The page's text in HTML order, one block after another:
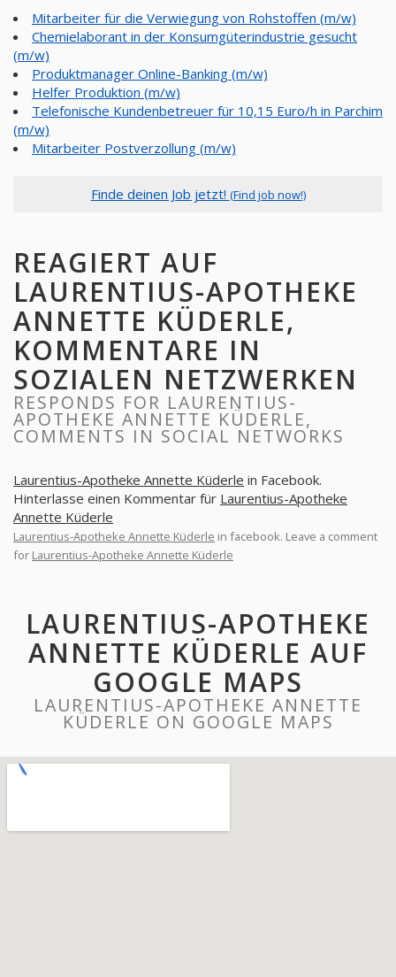
Mitarbeiter für die Verwiegung von Rohstoffen (m/w)
Chemielaborant in der Konsumgüterindustrie gesucht
(m/w)
Produktmanager Online-Banking (m/w)
Helfer Produktion (m/w)
Telefonische Kundenbetreuer für 10,15 Euro/h in Parchim
(m/w)
Mitarbeiter Postverzollung (m/w)
Finde deinen Job jetzt! (Find job now!)
REAGIERT AUF
LAURENTIUS-APOTHEKE
ANNETTE KÜDERLE,
KOMMENTARE IN
SOZIALEN NETZWERKEN
RESPONDS FOR LAURENTIUS-
APOTHEKE ANNETTE KÜDERLE,
COMMENTS IN SOCIAL NETWORKS
Laurentius-Apotheke Annette Küderle in Facebook.
Hinterlasse einen Kommentar für Laurentius-Apotheke
Annette Küderle
Laurentius-Apotheke Annette Küderle in facebook. Leave a comment
for Laurentius-Apotheke Annette Küderle
LAURENTIUS-APOTHEKE
ANNETTE KÜDERLE AUF
GOOGLE MAPS
LAURENTIUS-APOTHEKE ANNETTE
KÜDERLE ON GOOGLE MAPS